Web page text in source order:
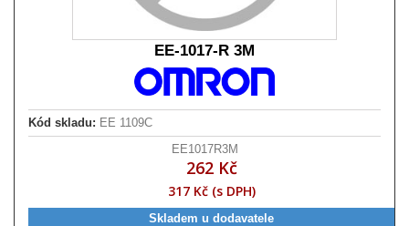
EE-1017-R 3M
Kód skladu: EE 1109C
EE1017R3M
262 Kč
317 Kč (s DPH)
Skladem u dodavatele